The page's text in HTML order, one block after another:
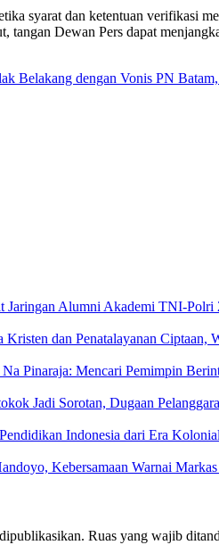
syarat dan ketentuan verifikasi
tangan Dewan Pers dapat
Belakang dengan Vonis PN
Jaringan Alumni Akademi TNI-
dan Penatalayanan Ciptaan,
Pinaraja: Mencari Pemimpin
Jadi Sorotan, Dugaan
Indonesia dari Era
Kebersamaan Warnai
Ruas yang wajib